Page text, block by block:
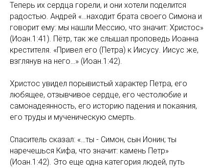
Теперь их сердца горели, и они хотели поделится
радостью. Андрей «…находит брата своего Симона и
говорит ему: мы нашли Мессию, что значит: Христос»
(Иоан.1:41). Пётр, так же слышал проповедь Иоанна
крестителя. «Привел его (Петра) к Иисусу. Иисус же,
взглянув на него…» (Иоан.1:42).
Христос увидел порывистый характер Петра, его
любящее, отзывчивое сердце, его честолюбие и
самонадеянность, его историю падения и покаяния,
его труды и мученическую смерть.
Спаситель сказал: «…ты - Симон, сын Ионин; ты
наречешься Кифа, что значит: камень Петр»
(Иоан.1:42). Это еще одна категория людей, путь